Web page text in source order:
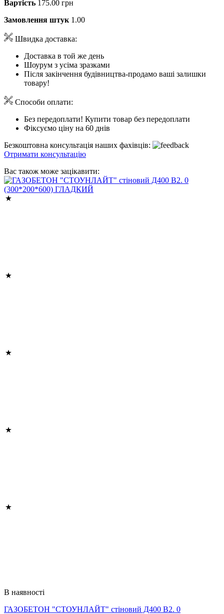
Вартість 175.00 грн
Замовлення штук 1.00
Швидка доставка:
Доставка в той же день
Шоурум з усіма зразками
Після закінчення будівництва-продамо ваші залишки
товару!
Способи оплати:
Без передоплати! Купити товар без передоплати
Фіксуємо ціну на 60 днів
Безкоштовна консультація наших фахівців:
Отримати консультацію
Вас також може зацікавити:
В наявності
ГАЗОБЕТОН "СТОУНЛАЙТ" стіновий Д400 В2. 0